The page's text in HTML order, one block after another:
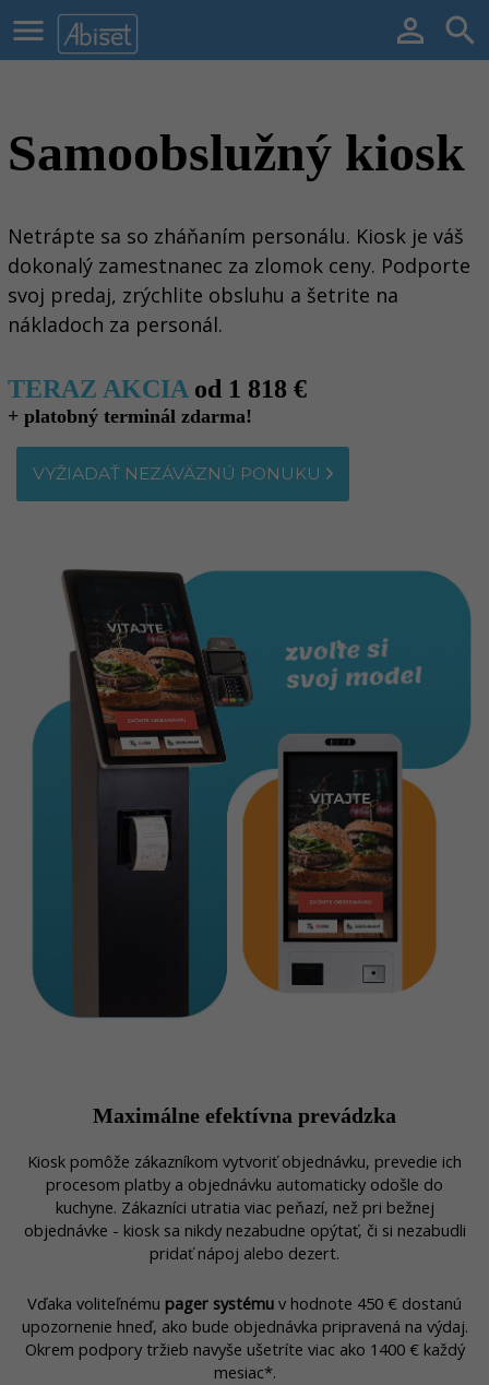
  
Samoobslužný kiosk
Netrápte sa so zháňaním personálu. Kiosk je váš
dokonalý zamestnanec za zlomok ceny. Podporte
svoj predaj, zrýchlite obsluhu a šetrite na
nákladoch za personál.
TERAZ AKCIA od 1 818 €
+ platobný terminál zdarma!
VYŽIADAŤ NEZÁVÄZNÚ PONUKU
Maximálne efektívna prevádzka
Kiosk pomôže zákazníkom vytvoriť objednávku, prevedie ich
procesom platby a objednávku automaticky odošle do
kuchyne. Zákazníci utratia viac peňazí, než pri bežnej
objednávke - kiosk sa nikdy nezabudne opýtať, či si nezabudli
pridať nápoj alebo dezert.
Vďaka voliteľnému pager systému v hodnote 450 € dostanú
upozornenie hneď, ako bude objednávka pripravená na výdaj.
Okrem podpory tržieb navyše ušetríte viac ako 1400 € každý
mesiac*.